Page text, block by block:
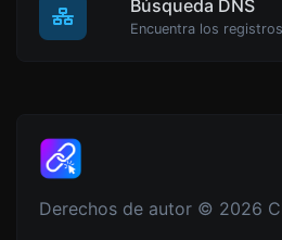
Búsqueda DNS
Derechos de autor © 2026